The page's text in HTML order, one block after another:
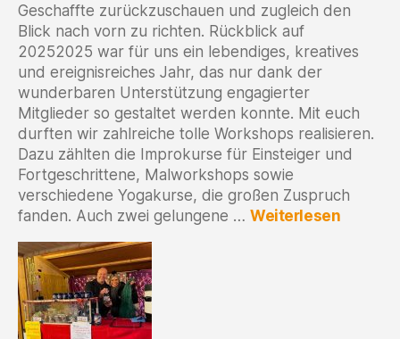
Geschaffte zurückzuschauen und zugleich den
Blick nach vorn zu richten. Rückblick auf
20252025 war für uns ein lebendiges, kreatives
und ereignisreiches Jahr, das nur dank der
wunderbaren Unterstützung engagierter
Mitglieder so gestaltet werden konnte. Mit euch
durften wir zahlreiche tolle Workshops realisieren.
Dazu zählten die Improkurse für Einsteiger und
Fortgeschrittene, Malworkshops sowie
verschiedene Yogakurse, die großen Zuspruch
fanden. Auch zwei gelungene … Weiterlesen: